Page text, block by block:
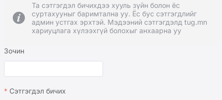
Та сэтгэгдэл бичихдээ хууль зүйн болон ёс
суртахууныг баримтална уу. Ёс бус сэтгэгдлийг
админ устгах эрхтэй. Мэдээний сэтгэгдэлд tug.mn
хариуцлага хүлээхгүй болохыг анхаарна уу
Зочин
Сэтгэгдэл бичих